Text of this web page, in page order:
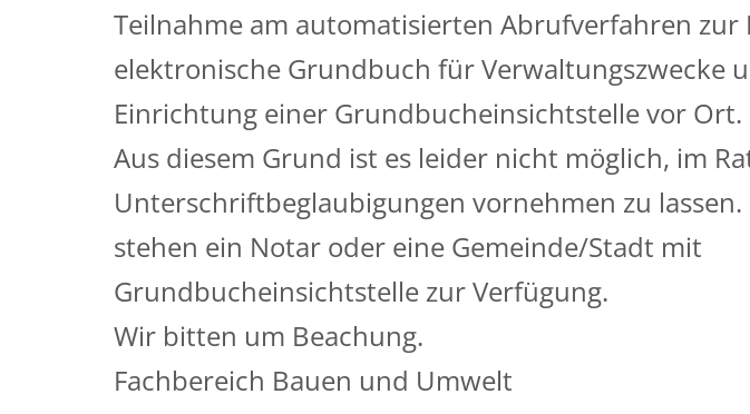
Teilnahme am automatisierten Abrufverfahren zur
elektronische Grundbuch für Verwaltungszwecke
Einrichtung einer Grundbucheinsichtstelle vor Ort.
Aus diesem Grund ist es leider nicht möglich, im
Unterschriftbeglaubigungen vornehmen zu
stehen ein Notar oder eine Gemeinde/Stadt mit
Grundbucheinsichtstelle zur Verfügung.
Wir bitten um Beachung.
Fachbereich Bauen und Umwelt